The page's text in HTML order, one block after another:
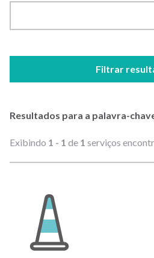
Filtrar
Resultados para a palavra-
Exibindo 1 - 1 de 1 serviços